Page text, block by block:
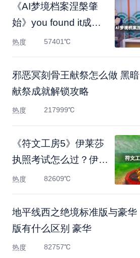
《AI梦境档案涅槃肇
始》you found it成就
解锁条件一
热度 57401℃
邪恶冥刻骨王献祭怎么做 黑暗
献祭成就解锁攻略
热度 217999℃
《符文工房5》伊莱莎
执照考试怎么过？伊莱
莎执
热度 82609℃
地平线西之绝境标准版与豪华
版有什么区别 豪华
热度 82757℃